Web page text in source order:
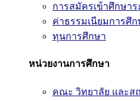
การสมัครเข้าศึกษา
ค่าธรรมเนียมการศึก
ทุนการศึกษา
หน่วยงานการศึกษา
คณะ วิทยาลัย และส